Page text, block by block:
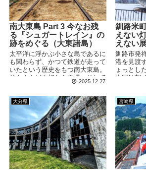
南大東島 Part 3 今なお残
る『シュガートレイン』の
跡をめぐる（大東諸島）
太平洋に浮かぶ小さな島であるに
も関わらず、かつて鉄道が走って
いたという歴史をもつ南大東島。
サトウキビを畑から工場、そして
港へと運搬するために敷かれた多
れており、往時の面影をほんのわ
ずかだけ感じることができます。
2025.12.27
釧路米
えない
えない
釧路市発
港を見渡
ょっとし
今回は朝
大分県 宮崎県